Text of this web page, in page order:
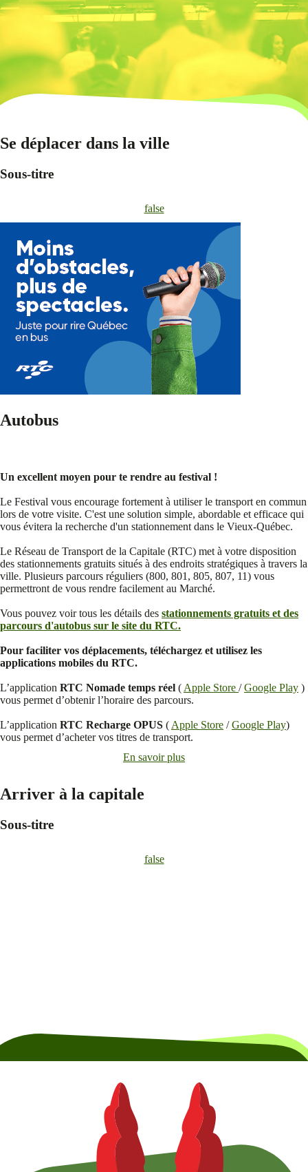
Se déplacer dans la ville
Sous-titre
false
Autobus
Un excellent moyen pour te rendre au festival !
Le Festival vous encourage fortement à utiliser le transport en commun
lors de votre visite. C'est une solution simple, abordable et efficace qui
vous évitera la recherche d'un stationnement dans le Vieux-Québec.
Le Réseau de Transport de la Capitale (RTC) met à votre disposition
des stationnements gratuits situés à des endroits stratégiques à travers la
ville. Plusieurs parcours réguliers (800, 801, 805, 807, 11) vous
permettront de vous rendre facilement au Marché.
Vous pouvez voir tous les détails des stationnements gratuits et des
parcours d'autobus sur le site du RTC.
Pour faciliter vos déplacements, téléchargez et utilisez les
applications mobiles du RTC.
L’application RTC Nomade temps réel ( Apple Store /Google Play )
vous permet d’obtenir l’horaire des parcours.
L’application RTC Recharge OPUS ( Apple Store /Google Play)
vous permet d’acheter vos titres de transport.
En savoir plus
Arriver à la capitale
Sous-titre
false